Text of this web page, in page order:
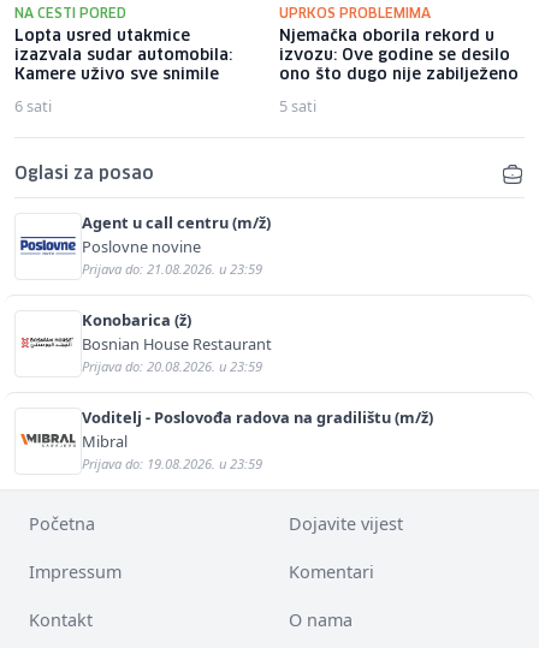
NA CESTI PORED
Lopta usred utakmice
izazvala sudar automobila:
Kamere uživo sve snimile
6 sati
UPRKOS PROBLEMIMA
Njemačka oborila rekord u
izvozu: Ove godine se desilo
ono što dugo nije zabilježeno
5 sati
Oglasi za posao
Agent u call centru (m/ž)
Poslovne novine
Prijava do: 21.08.2026. u 23:59
Konobarica (ž)
Bosnian House Restaurant
Prijava do: 20.08.2026. u 23:59
Voditelj - Poslovođa radova na gradilištu (m/ž)
Mibral
Prijava do: 19.08.2026. u 23:59
Početna Dojavite vijest
Impressum Komentari
Kontakt O nama